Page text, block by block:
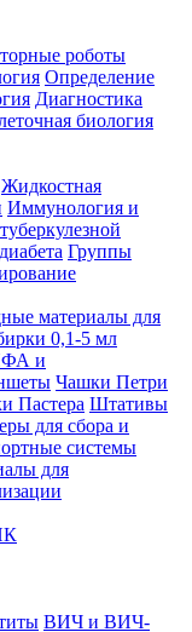
роботы
Определение
Диагностика
биология
Жидкостная
Иммунология и
Группы
материалы для
0,1-5 мл
и
Чашки Петри
Пастера Штативы
для сбора и
системы
для
ВИЧ и ВИЧ-